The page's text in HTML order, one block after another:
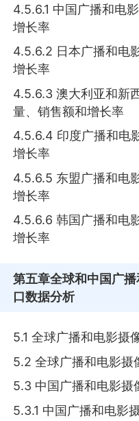
4.5.6.1 中国广播和电
增长率
4.5.6.2 日本广播和电
增长率
4.5.6.3 澳大利亚和新
量、销售额和增长率
4.5.6.4 印度广播和电
增长率
4.5.6.5 东盟广播和电
增长率
4.5.6.6 韩国广播和电
增长率
第五章全球和中国广
口数据分析
5.1 全球广播和电影摄
5.2 全球广播和电影摄
5.3 中国广播和电影摄
5.3.1 中国广播和电影